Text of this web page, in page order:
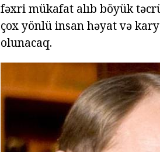
fəxri mükafat alıb böyük
çox yönlü insan həyat və
olunacaq.